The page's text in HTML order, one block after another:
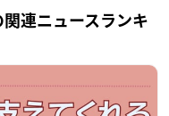
連ニュースランキ